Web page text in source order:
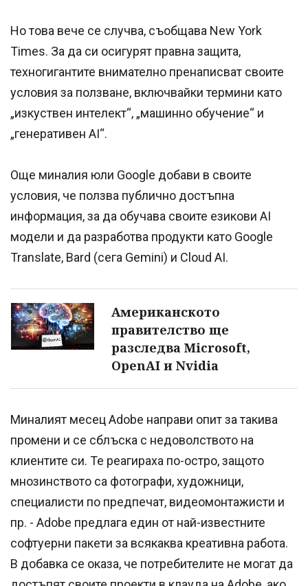
Но това вече се случва, съобщава New York
Times. За да си осигурят правна защита,
техногигантите внимателно пренаписват своите
условия за ползване, включвайки термини като
„изкуствен интелект“, „машинно обучение“ и
„генеративен AI“.
Още миналия юли Google добави в своите
условия, че ползва публично достъпна
информация, за да обучава своите езикови AI
модели и да разработва продукти като Google
Translate, Bard (сега Gemini) и Cloud AI.
Американското
правителство ще
разследва Microsoft,
OpenAI и Nvidia
Миналият месец Adobe направи опит за такива
промени и се сблъска с недоволството на
клиентите си. Те реагираха по-остро, защото
мнозинството са фотографи, художници,
специалисти по предпечат, видеомонтажисти и
пр. - Adobe предлага един от най-известните
софтуерни пакети за всякаква креативна работа.
В добавка се оказа, че потребителите не могат да